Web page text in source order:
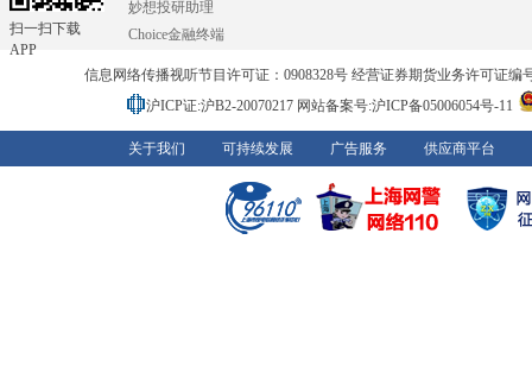
扫一扫下载
APP
妙想投研助理
Choice金融终端
信息网络传播视听节目许可证：0908328号 经营证券期货业务许可证编
沪ICP证:沪B2-20070217 网站备案号:沪ICP备05006054号-11
关于我们 可持续发展 广告服务 供应商平台